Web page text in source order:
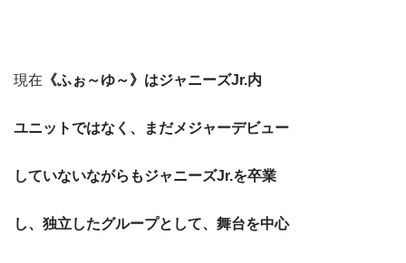
現在 《ふぉ～ゆ～》はジャニーズJr.内
ユニットではなく、まだメジャーデビュー
していないながらもジャニーズJr.を卒業
し、独立したグループとして、舞台を中心